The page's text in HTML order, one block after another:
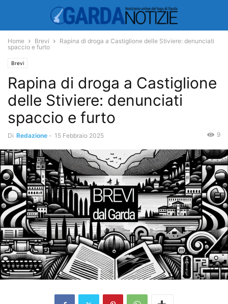
Home Brevi
Rapina di droga a Castiglione delle Stiviere: denunciati
spaccio e furto
Brevi
Rapina di droga a Castiglione
delle Stiviere: denunciati
spaccio e furto
Di Redazione - 15 Febbraio 2025 9